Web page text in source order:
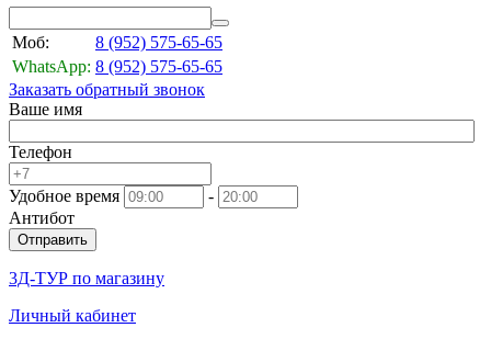
Моб: 8 (952) 575-65-65
WhatsApp: 8 (952) 575-65-65
Заказать обратный звонок
Ваше имя
Телефон
Удобное время
-
Антибот
Отправить
3Д-ТУР по магазину
Личный кабинет